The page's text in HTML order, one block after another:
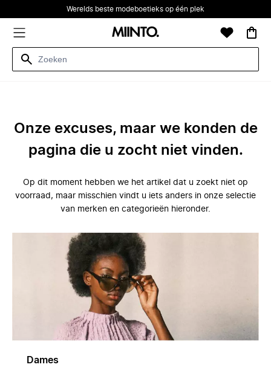
Werelds beste modeboetieks op één plek
Onze excuses, maar we konden de
pagina die u zocht niet vinden.
Op dit moment hebben we het artikel dat u zoekt niet op
voorraad, maar misschien vindt u iets anders in onze selectie
van merken en categorieën hieronder.
Dames